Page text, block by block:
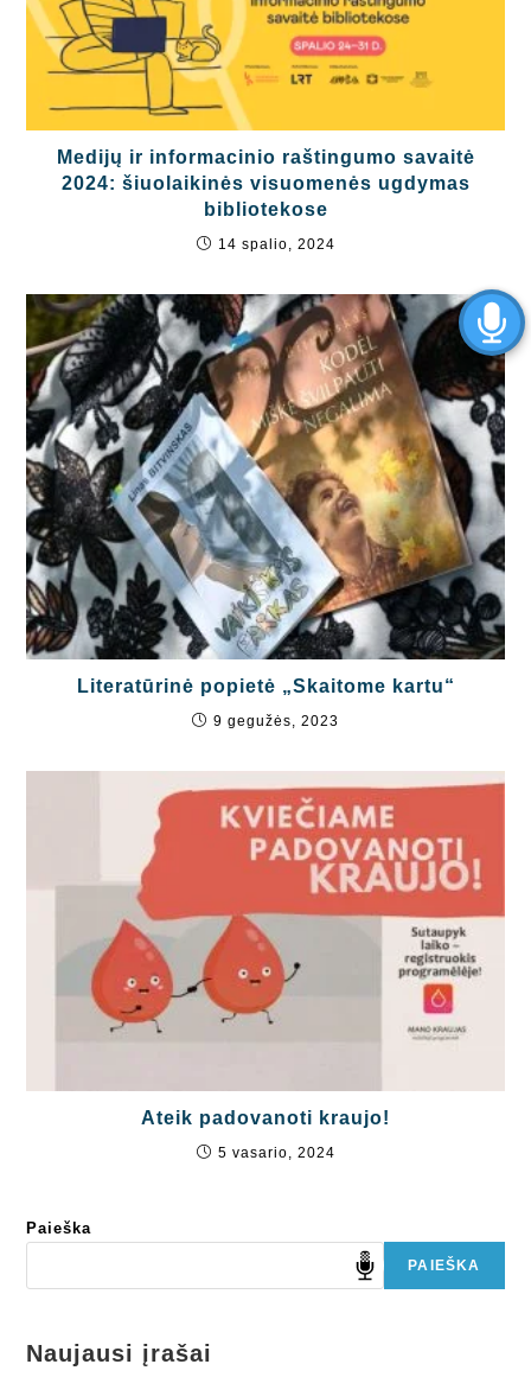
Medijų ir informacinio raštingumo savaitė
2024: šiuolaikinės visuomenės ugdymas
bibliotekose
14 spalio, 2024
Literatūrinė popietė „Skaitome kartu“
9 gegužės, 2023
Ateik padovanoti kraujo!
5 vasario, 2024
Paieška
PAIEŠKA
Naujausi įrašai